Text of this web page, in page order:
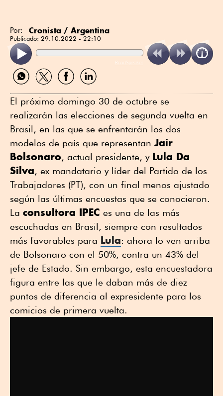
Por: Cronista / Argentina
Publicado: 29.10.2022 - 22:10
ReadSpeaker
Compartir
por
Compartir
por
Compartir
por
Compartir
por
El próximo domingo 30 de octubre se
realizarán las elecciones de segunda vuelta en
Brasil, en las que se enfrentarán los dos
modelos de país que representan Jair
Bolsonaro, actual presidente, y Lula Da
Silva, ex mandatario y líder del Partido de los
Trabajadores (PT), con un final menos ajustado
según las últimas encuestas que se conocieron.
La consultora IPEC es una de las más
escuchadas en Brasil, siempre con resultados
más favorables para Lula: ahora lo ven arriba
de Bolsonaro con el 50%, contra un 43% del
jefe de Estado. Sin embargo, esta encuestadora
figura entre las que le daban más de diez
puntos de diferencia al expresidente para los
comicios de primera vuelta.